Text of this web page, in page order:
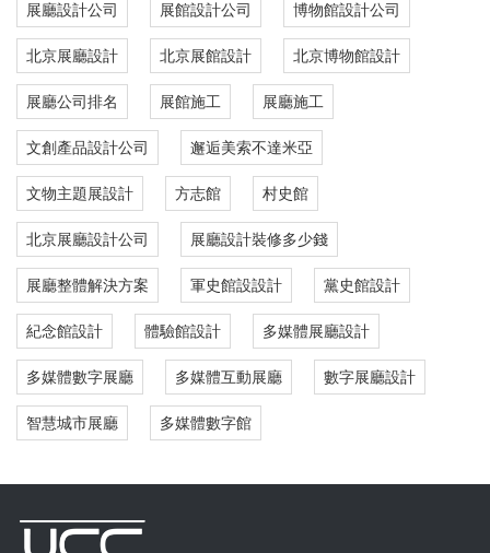
展廳設計公司 展館設計公司 博物館設計公司
北京展廳設計 北京展館設計 北京博物館設計
展廳公司排名 展館施工 展廳施工
文創產品設計公司 邂逅美索不達米亞
文物主題展設計 方志館 村史館
北京展廳設計公司 展廳設計裝修多少錢
展廳整體解決方案 軍史館設設計 黨史館設計
紀念館設計 體驗館設計 多媒體展廳設計
多媒體數字展廳 多媒體互動展廳 數字展廳設計
智慧城市展廳 多媒體數字館